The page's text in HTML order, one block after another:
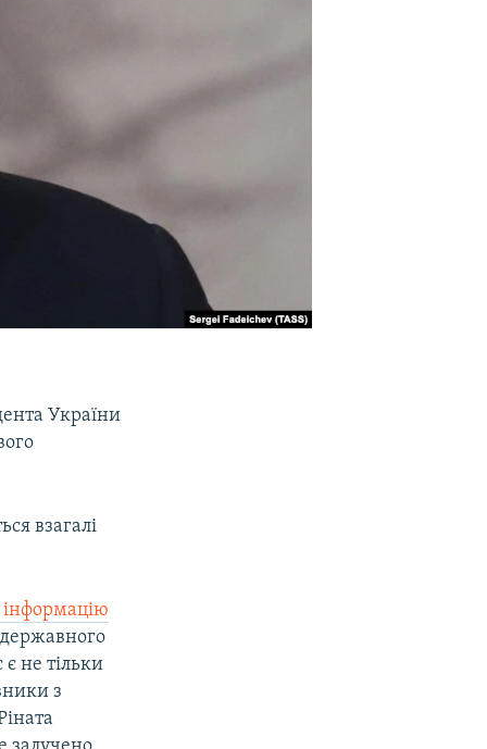
України
взагалі
державного
не тільки
з